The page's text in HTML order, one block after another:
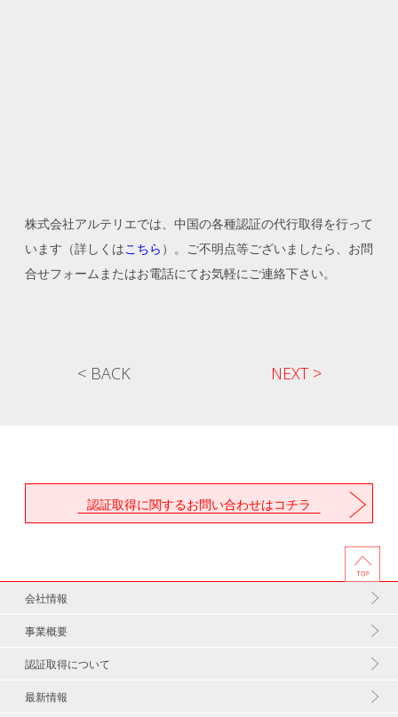
株式会社アルテリエでは、中国の各種認証の代行取得を行って
います（詳しくはこちら ）。ご不明点等ございましたら、お問
合せフォームまたはお電話にてお気軽にご連絡下さい。
< BACK NEXT >
認証取得に関するお問い合わせはコチラ
会社情報
事業概要
認証取得について
最新情報